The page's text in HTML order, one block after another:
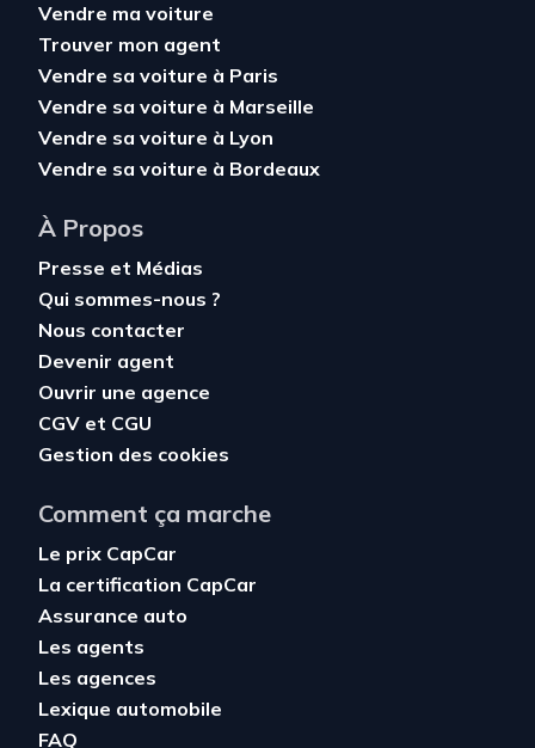
Vendre ma voiture
Trouver mon agent
Vendre sa voiture à Paris
Vendre sa voiture à Marseille
Vendre sa voiture à Lyon
Vendre sa voiture à Bordeaux
À Propos
Presse et Médias
Qui sommes-nous ?
Nous contacter
Devenir agent
Ouvrir une agence
CGV et CGU
Gestion des cookies
Comment ça marche
Le prix CapCar
La certification CapCar
Assurance auto
Les agents
Les agences
Lexique automobile
FAQ